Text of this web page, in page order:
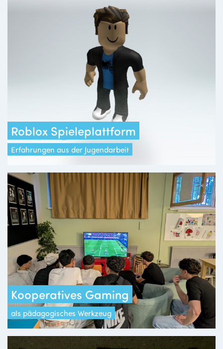
Roblox Spieleplattform
Erfahrungen aus der Jugendarbeit
Kooperatives Gaming
als pädagogisches Werkzeug